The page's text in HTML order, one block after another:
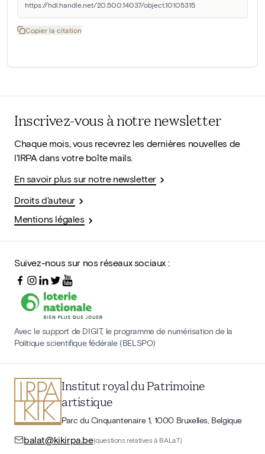
https://hdl.handle.net/20.500.14037/object.10105315
Copier la citation
Inscrivez-vous à notre newsletter
Chaque mois, vous recevrez les dernières nouvelles de
l'IRPA dans votre boîte mails.
En savoir plus sur notre newsletter
Droits d'auteur
Mentions légales
Suivez-nous sur nos réseaux sociaux :
Avec le support de DIGIT, le programme de numérisation de la
Politique scientifique fédérale (BELSPO)
Institut royal du Patrimoine
artistique
Parc du Cinquantenaire 1, 1000 Bruxelles, Belgique
balat@kikirpa.be(questions relatives à BALaT)